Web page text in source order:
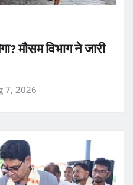
मौसम विभाग ने जारी
7, 2026